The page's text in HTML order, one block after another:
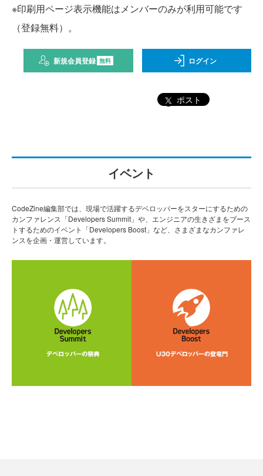
※印刷用ページ表示機能はメンバーのみが利用可能です
（登録無料）。
新規会員登録 無料 ログイン
ポスト
イベント
CodeZine編集部では、現場で活躍するデベロッパーをスターにするための
カンファレンス「Developers Summit」や、エンジニアの生きざまをブース
トするためのイベント「Developers Boost」など、さまざまなカンファレ
ンスを企画・運営しています。